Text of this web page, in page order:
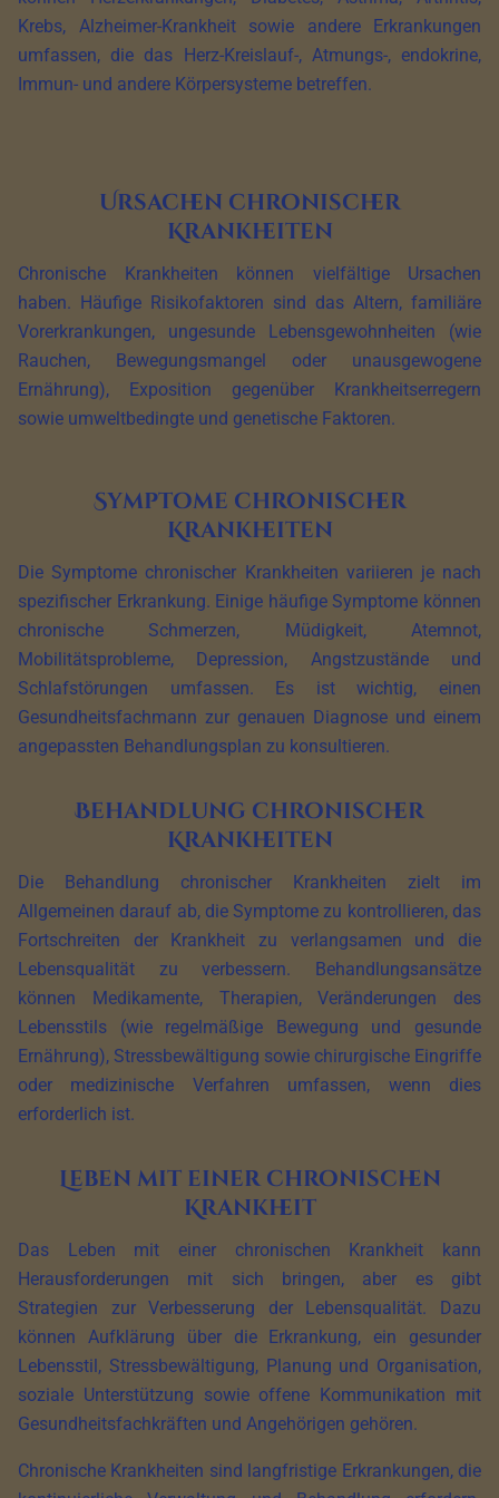
Krebs, Alzheimer-Krankheit sowie andere Erkrankungen
umfassen, die das Herz-Kreislauf-, Atmungs-, endokrine,
Immun- und andere Körpersysteme betreffen.
Ursachen chronischer
Krankheiten
Chronische Krankheiten können vielfältige Ursachen
haben. Häufige Risikofaktoren sind das Altern, familiäre
Vorerkrankungen, ungesunde Lebensgewohnheiten (wie
Rauchen, Bewegungsmangel oder unausgewogene
Ernährung), Exposition gegenüber Krankheitserregern
sowie umweltbedingte und genetische Faktoren.
Symptome chronischer
Krankheiten
Die Symptome chronischer Krankheiten variieren je nach
spezifischer Erkrankung. Einige häufige Symptome können
chronische Schmerzen, Müdigkeit, Atemnot,
Mobilitätsprobleme, Depression, Angstzustände und
Schlafstörungen umfassen. Es ist wichtig, einen
Gesundheitsfachmann zur genauen Diagnose und einem
angepassten Behandlungsplan zu konsultieren.
Behandlung chronischer
Krankheiten
Die Behandlung chronischer Krankheiten zielt im
Allgemeinen darauf ab, die Symptome zu kontrollieren, das
Fortschreiten der Krankheit zu verlangsamen und die
Lebensqualität zu verbessern. Behandlungsansätze
können Medikamente, Therapien, Veränderungen des
Lebensstils (wie regelmäßige Bewegung und gesunde
Ernährung), Stressbewältigung sowie chirurgische Eingriffe
oder medizinische Verfahren umfassen, wenn dies
erforderlich ist.
Leben mit einer chronischen
Krankheit
Das Leben mit einer chronischen Krankheit kann
Herausforderungen mit sich bringen, aber es gibt
Strategien zur Verbesserung der Lebensqualität. Dazu
können Aufklärung über die Erkrankung, ein gesunder
Lebensstil, Stressbewältigung, Planung und Organisation,
soziale Unterstützung sowie offene Kommunikation mit
Gesundheitsfachkräften und Angehörigen gehören.
Chronische Krankheiten sind langfristige Erkrankungen, die